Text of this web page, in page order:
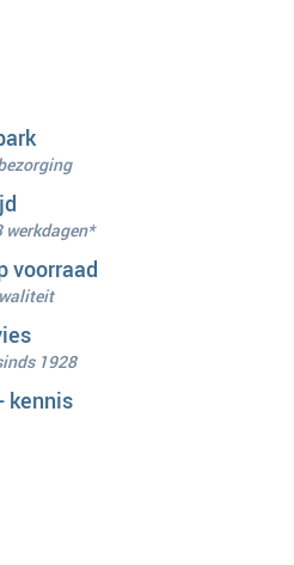
werkdagen*
voorraad
1928
kennis